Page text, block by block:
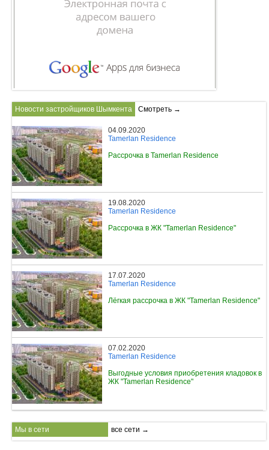
Новости застройщиков Шымкента Смотреть →
04.09.2020
Tamerlan Residence
Рассрочка в Tamerlan Residence
19.08.2020
Tamerlan Residence
Рассрочка в ЖК "Tamerlan Residence"
17.07.2020
Tamerlan Residence
Лёгкая рассрочка в ЖК "Tamerlan Residence"
07.02.2020
Tamerlan Residence
Выгодные условия приобретения кладовок в
ЖК "Tamerlan Residence"
Мы в сети все сети →